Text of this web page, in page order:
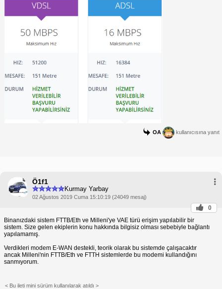
OA kullanıcısına yanıt
Ö1f1
Kurmay Yarbay
02 Ağustos 2019 Cuma 15:10:19 (24049 mesaj)
0
Binanızdaki sistem FTTB/Eth ve Milleni'ye VAE türü erişim yapılabilir bir
sistem. Size gelen ekiplerin konu hakkında bilgisiz olması sebebiyle bağlantı
yapılamamış.
Verdikleri modem E-WAN destekli, teorik olarak bu sistemde çalışacaktır
ancak Milleni'nin FTTB/Eth ve FTTH sistemlerde bu modemi kullandığını
sanmıyorum.
< Bu ileti mini sürüm kullanılarak atıldı >